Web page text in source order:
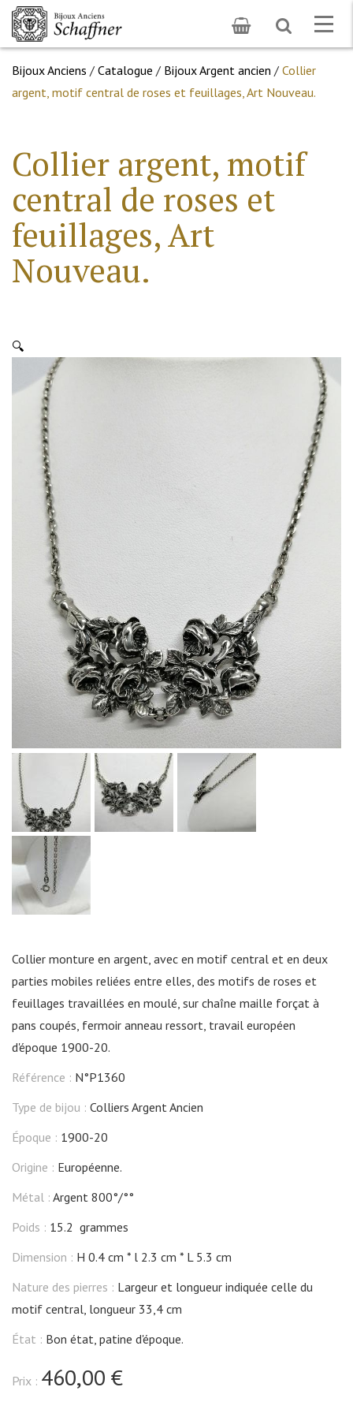
Toggle
search
Bijoux Anciens / Catalogue / Bijoux Argent ancien / Collier
argent, motif central de roses et feuillages, Art Nouveau.
Collier argent, motif
central de roses et
feuillages, Art
Nouveau.
🔍
Collier monture en argent, avec en motif central et en deux
parties mobiles reliées entre elles, des motifs de roses et
feuillages travaillées en moulé, sur chaîne maille forçat à
pans coupés, fermoir anneau ressort, travail européen
d'époque 1900-20.
Référence : N°P1360
Type de bijou : Colliers Argent Ancien
Époque : 1900-20
Origine : Européenne.
Métal : Argent 800°/°°
Poids : 15.2 grammes
Dimension : H 0.4 cm l 2.3 cm
L 5.3 cm
Nature des pierres : Largeur et longueur indiquée celle du
motif central, longueur 33,4 cm
État : Bon état, patine d'époque.
Prix : 460,00 €